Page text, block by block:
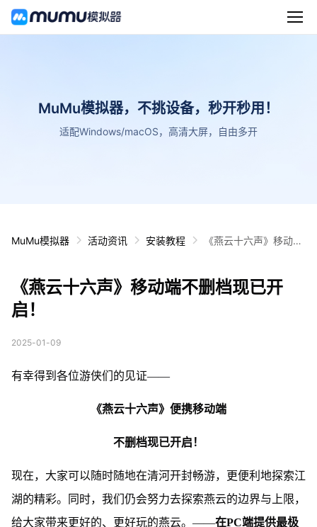
MuMu模拟器，不挑设备，秒开秒用！
适配Windows/macOS，高清大屏，自由多开
MuMu模拟器 活动资讯 安装教程
《燕云十六声》移动端
《燕云十六声》移动端不删档现已开
启！
2025-01-09
有幸得到各位游侠们的见证——
《燕云十六声》 便携移动端
不删档现已开启！
现在，大家可以随时随地在清河开封畅游，更便利地探索江
湖的精彩。同时，我们仍会努力去探索燕云的边界与上限，
给大家带来更好的、更好玩的燕云。——在PC端提供最极